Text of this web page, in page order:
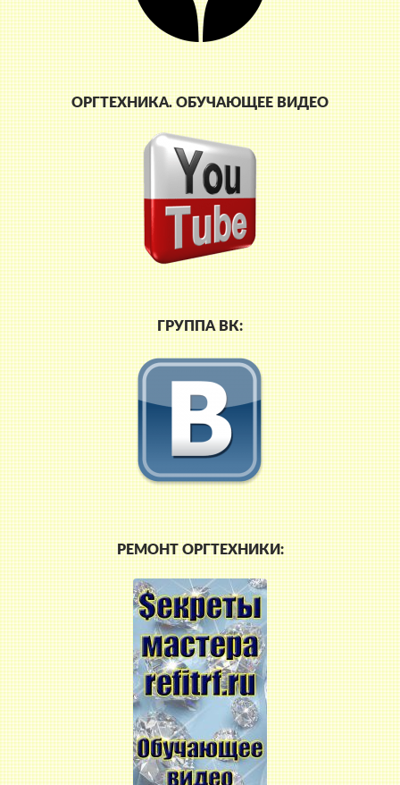
ОРГТЕХНИКА. ОБУЧАЮЩЕЕ ВИДЕО
ГРУППА ВК:
РЕМОНТ ОРГТЕХНИКИ: